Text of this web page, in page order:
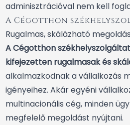
adminisztrációval nem kell
A Cégotthon
Rugalmas, skálázható
A Cégotthon
kifejezetten rugalmasak és
alkalmazkodnak a vállalkozás
igényeihez. Akár egyéni
multinacionális cég, minden
megfelelő megoldást nyújtani.